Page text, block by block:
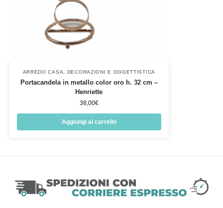
ARREDO CASA DECORAZIONI E OGGETTISTICA
Portacandela in metallo color oro h. 32 cm –
Henriette
38,00€
Aggiungi al carrello